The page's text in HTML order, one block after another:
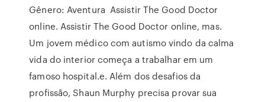
Gênero: Aventura Assistir The Good Doctor
online. Assistir The Good Doctor online, mas.
Um jovem médico com autismo vindo da calma
vida do interior começa a trabalhar em um
famoso hospital.e. Além dos desafios da
profissão, Shaun Murphy precisa provar sua